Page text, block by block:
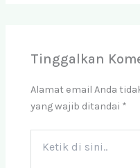
Tinggalkan
Alamat email Anda
yang wajib ditandai *